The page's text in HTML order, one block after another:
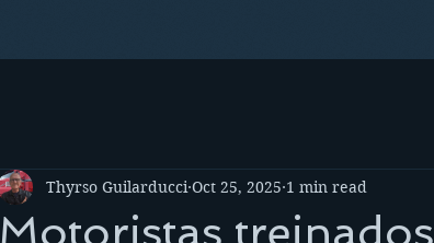
Motoristas treinados
Thyrso Guilarducci Oct 25, 2025 1 min read